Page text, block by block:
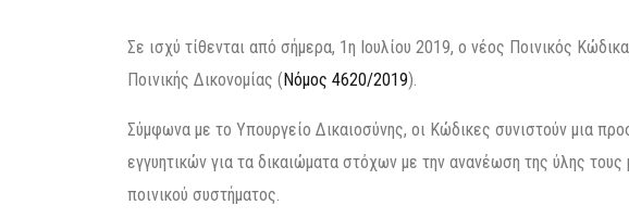
Σε ισχύ τίθενται από σήμερα, 1η Ιουλίου 2019, ο νέος Ποινικός
Ποινικής Δικονομίας ( Νόμος 4620/2019).
Σύμφωνα με το Υπουργείο Δικαιοσύνης, οι Κώδικες συνιστούν μια
εγγυητικών για τα δικαιώματα στόχων με την ανανέωση της ύλης
ποινικού συστήματος.